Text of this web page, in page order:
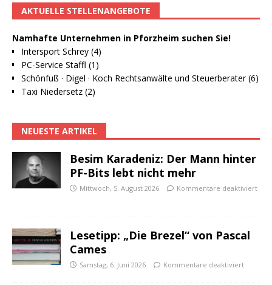
AKTUELLE STELLENANGEBOTE
Namhafte Unternehmen in Pforzheim suchen Sie!
Intersport Schrey (4)
PC-Service Staffl (1)
Schönfuß · Digel · Koch Rechtsanwälte und Steuerberater (6)
Taxi Niedersetz (2)
NEUESTE ARTIKEL
Besim Karadeniz: Der Mann hinter
PF-Bits lebt nicht mehr
Mittwoch, 5. August 2026 Kommentare deaktiviert
Lesetipp: „Die Brezel“ von Pascal
Cames
Samstag, 6. Juni 2026 Kommentare deaktiviert